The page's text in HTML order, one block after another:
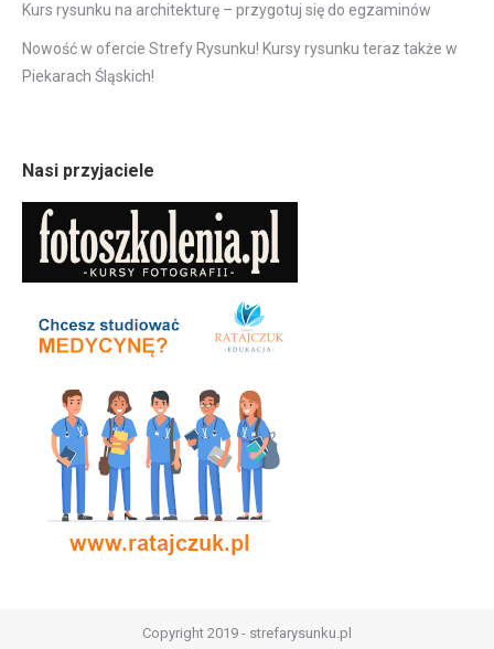
Kurs rysunku na architekturę – przygotuj się do egzaminów
Nowość w ofercie Strefy Rysunku! Kursy rysunku teraz także w
Piekarach Śląskich!
Nasi przyjaciele
Copyright 2019 - strefarysunku.pl